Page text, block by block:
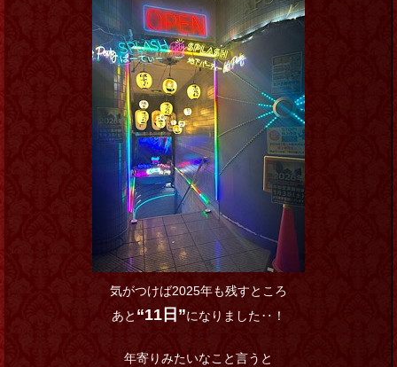
気がつけば2025年も残すところ
あと “11日”になりました‥！
年寄りみたいなこと言うと